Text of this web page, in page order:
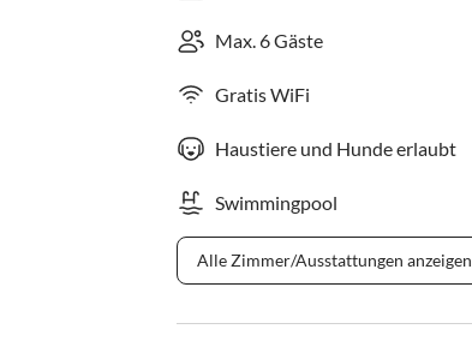
Max. 6 Gäste
Gratis WiFi
Haustiere und Hunde erlaubt
Swimmingpool
Alle Zimmer/Ausstattungen anzeigen